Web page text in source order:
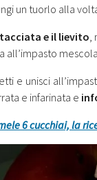
un tuorlo alla
e il lievito
e unisci
e infarinata e
6 cucchiai, la